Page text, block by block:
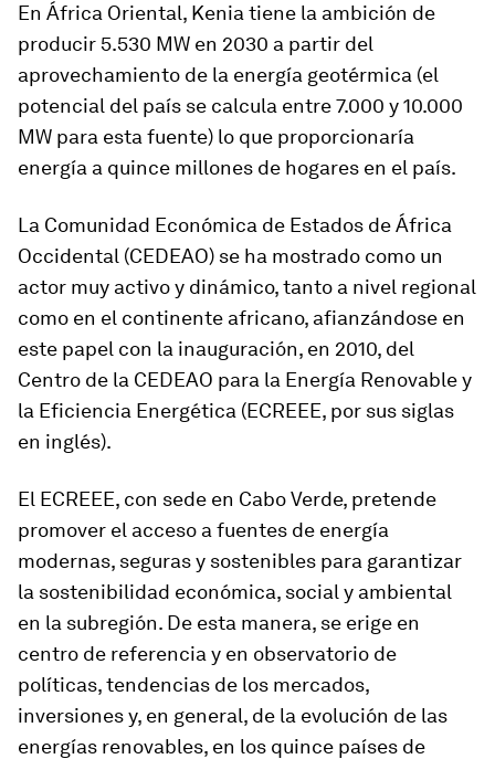
En África Oriental, Kenia tiene la ambición de
producir 5.530 MW en 2030 a partir del
aprovechamiento de la energía geotérmica (el
potencial del país se calcula entre 7.000 y 10.000
MW para esta fuente) lo que proporcionaría
energía a quince millones de hogares en el país.
La Comunidad Económica de Estados de África
Occidental (CEDEAO) se ha mostrado como un
actor muy activo y dinámico, tanto a nivel regional
como en el continente africano, afianzándose en
este papel con la inauguración, en 2010, del
Centro de la CEDEAO para la Energía Renovable y
la Eficiencia Energética (ECREEE, por sus siglas
en inglés).
El ECREEE, con sede en Cabo Verde, pretende
promover el acceso a fuentes de energía
modernas, seguras y sostenibles para garantizar
la sostenibilidad económica, social y ambiental
en la subregión. De esta manera, se erige en
centro de referencia y en observatorio de
políticas, tendencias de los mercados,
inversiones y, en general, de la evolución de las
energías renovables, en los quince países de